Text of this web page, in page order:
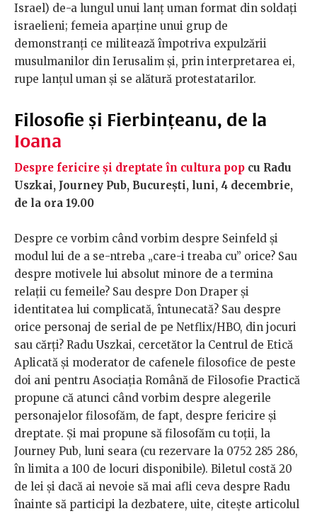
Israel) de-a lungul unui lanţ uman format din soldaţi
israelieni; femeia aparţine unui grup de
demonstranţi ce militează împotriva expulzării
musulmanilor din Ierusalim şi, prin interpretarea ei,
rupe lanţul uman şi se alătură protestatarilor.
Filosofie și Fierbințeanu, de la
Ioana
Despre fericire și dreptate în cultura pop cu Radu
Uszkai, Journey Pub, București, luni, 4 decembrie,
de la ora 19.00
Despre ce vorbim când vorbim despre Seinfeld și
modul lui de a se-ntreba „care-i treaba cu” orice? Sau
despre motivele lui absolut minore de a termina
relații cu femeile? Sau despre Don Draper și
identitatea lui complicată, întunecată? Sau despre
orice personaj de serial de pe Netflix/HBO, din jocuri
sau cărți? Radu Uszkai, cercetător la Centrul de Etică
Aplicată și moderator de cafenele filosofice de peste
doi ani pentru Asociația Română de Filosofie Practică
propune că atunci când vorbim despre alegerile
personajelor filosofăm, de fapt, despre fericire și
dreptate. Și mai propune să filosofăm cu toții, la
Journey Pub, luni seara (cu rezervare la 0752 285 286,
în limita a 100 de locuri disponibile). Biletul costă 20
de lei și dacă ai nevoie să mai afli ceva despre Radu
înainte să participi la dezbatere, uite, citește articolul